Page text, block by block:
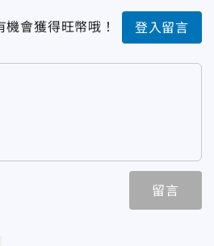
機會獲得旺幣哦！ 登入留言
留言